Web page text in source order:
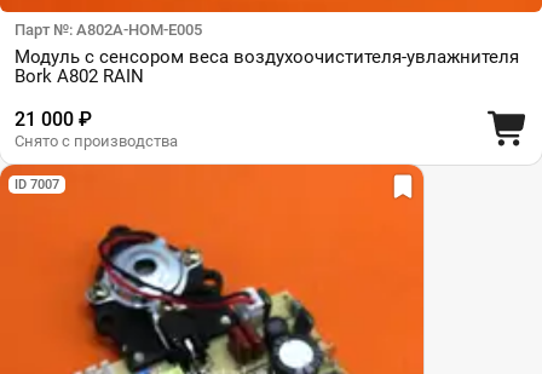
Парт №: A802A-HOM-E005
Модуль с сенсором веса воздухоочистителя-увлажнителя
Bork A802 RAIN
21 000 ₽
Снято с производства
ID 7007